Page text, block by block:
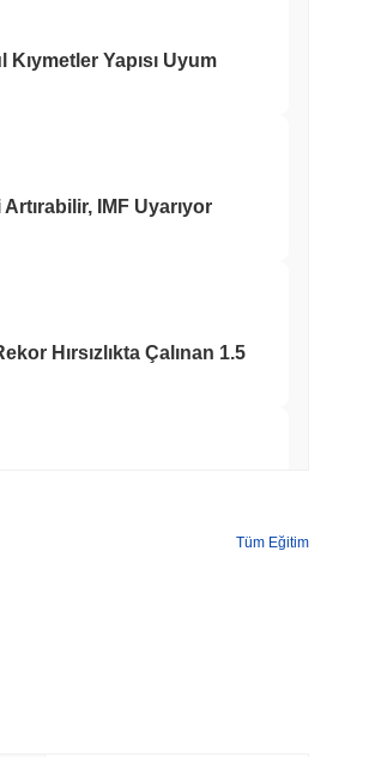
Yapısı Uyum
IMF Uyarıyor
Hırsızlıkta Çalınan 1.5
Tüm Eğitim